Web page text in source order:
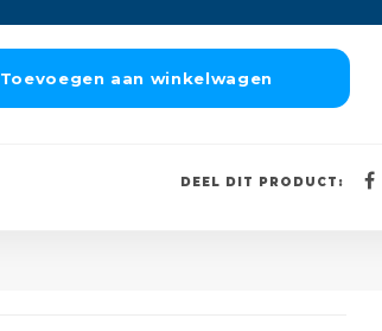
Toevoegen aan winkelwagen
DEEL DIT PRODUCT: